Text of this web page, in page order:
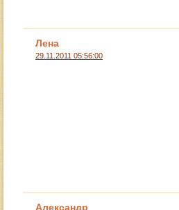
Лена
29.11.2011 05:56:00
Александр